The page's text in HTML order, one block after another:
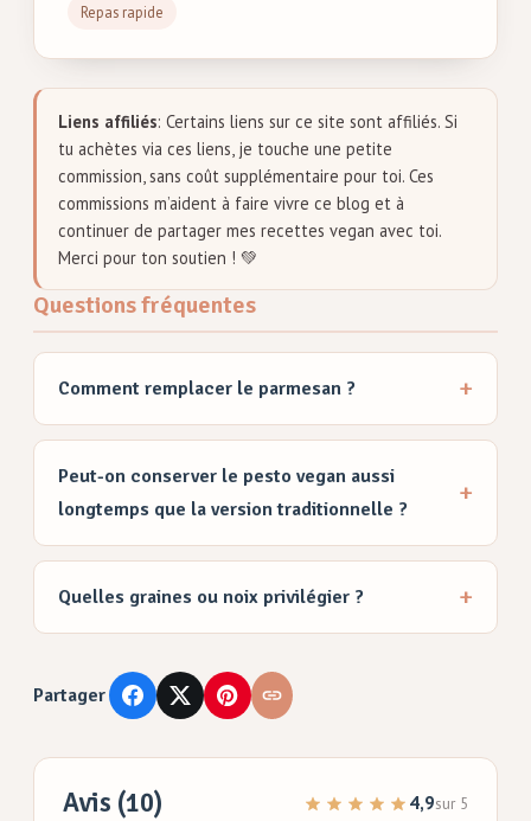
Repas rapide
Liens affiliés: Certains liens sur ce site sont affiliés. Si
tu achètes via ces liens, je touche une petite
commission, sans coût supplémentaire pour toi. Ces
commissions m’aident à faire vivre ce blog et à
continuer de partager mes recettes vegan avec toi.
Merci pour ton soutien ! 💚
Questions fréquentes
Comment remplacer le parmesan ?
Peut-on conserver le pesto vegan aussi
longtemps que la version traditionnelle ?
Quelles graines ou noix privilégier ?
Partager
Avis (10) 4,9sur 5